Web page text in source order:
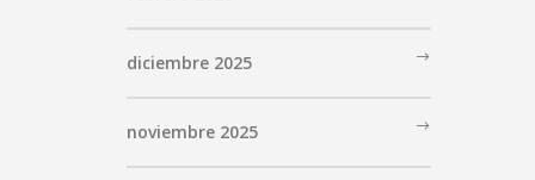
diciembre 2025
noviembre 2025